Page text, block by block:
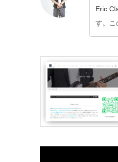
Eric
す。こ